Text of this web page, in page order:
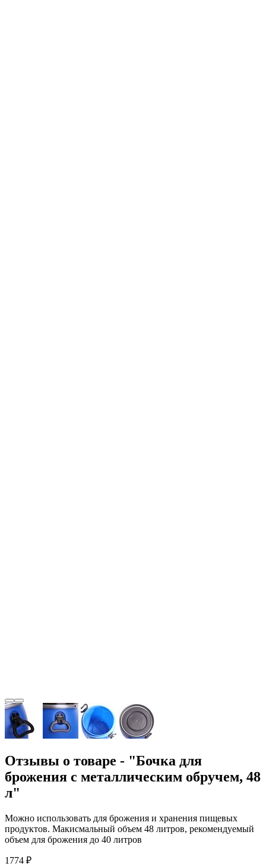
Отзывы о товаре - "Бочка для
брожения с металлическим обручем, 48
л"
Можно использовать для брожения и хранения пищевых
продуктов. Макисмальный объем 48 литров, рекомендуемый
объем для брожения до 40 литров
1774 ₽